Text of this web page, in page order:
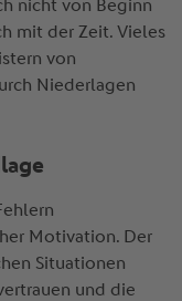
nicht von Beginn
mit der Zeit. Vieles
von
Niederlagen
Motivation. Der
Situationen
und die